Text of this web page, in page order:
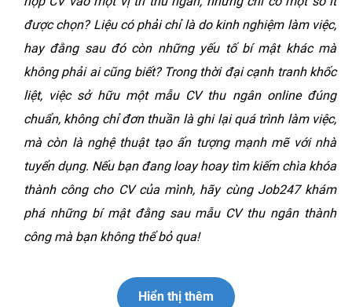
được chọn? Liệu có phải chỉ là do kinh nghiệm làm việc,
hay đằng sau đó còn những yếu tố bí mật khác mà
không phải ai cũng biết? Trong thời đại cạnh tranh khốc
liệt, việc sở hữu một mẫu CV thu ngân online đúng
chuẩn, không chỉ đơn thuần là ghi lại quá trình làm việc,
mà còn là nghệ thuật tạo ấn tượng mạnh mẽ với nhà
tuyển dụng. Nếu bạn đang loay hoay tìm kiếm chìa khóa
thành công cho CV của mình, hãy cùng Job247 khám
phá những bí mật đằng sau mẫu CV thu ngân thành
công mà bạn không thể bỏ qua!
Hiển thị thêm